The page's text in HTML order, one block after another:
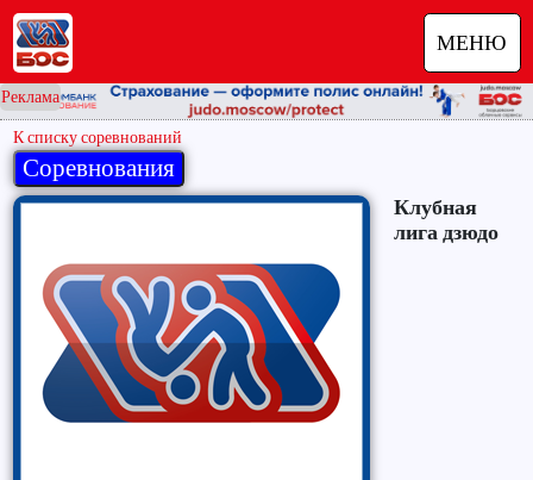
МЕНЮ
Реклама
К списку соревнований
Клубная
лига дзюдо